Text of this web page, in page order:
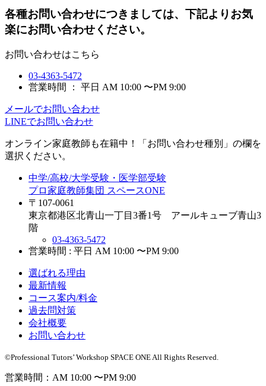
各種お問い合わせにつきましては、下記よりお気
楽にお問い合わせください。
お問い合わせはこちら
03-4363-5472
営業時間 ： 平日 AM 10:00 〜PM 9:00
メールでお問い合わせ
LINEでお問い合わせ
オンライン家庭教師 も在籍中！「お問い合わせ種別」の欄を
選択ください。
中学/高校/大学受験・医学部受験
プロ家庭教師集団 スペースONE
〒107-0061
東京都港区北青山一丁目3番1号 アールキューブ青山3
階
03-4363-5472
営業時間 : 平日 AM 10:00 〜PM 9:00
選ばれる理由
最新情報
コース案内/料金
過去問対策
会社概要
お問い合わせ
©Professional Tutors’ Workshop SPACE ONE All Rights Reserved.
営業時間：AM 10:00 〜PM 9:00